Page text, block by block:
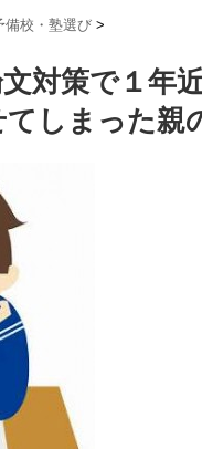
備校・塾選び >
対策で１年
しまった親